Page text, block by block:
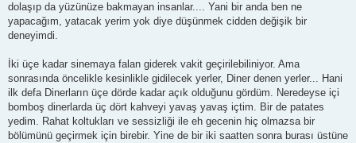
dolaşıp da yüzünüze bakmayan insanlar.... Yani bir anda ben ne
yapacağım, yatacak yerim yok diye düşünmek cidden değişik bir
deneyimdi.
İki üçe kadar sinemaya falan giderek vakit geçirilebiliniyor. Ama
sonrasında öncelikle kesinlikle gidilecek yerler, Diner denen yerler... Hani
ilk defa Dinerların üçe dörde kadar açık olduğunu gördüm. Neredeyse içi
bomboş dinerlarda üç dört kahveyi yavaş yavaş içtim. Bir de patates
yedim. Rahat koltukları ve sessizliği ile eh gecenin hiç olmazsa bir
bölümünü geçirmek için birebir. Yine de bir iki saatten sonra burası üstüne